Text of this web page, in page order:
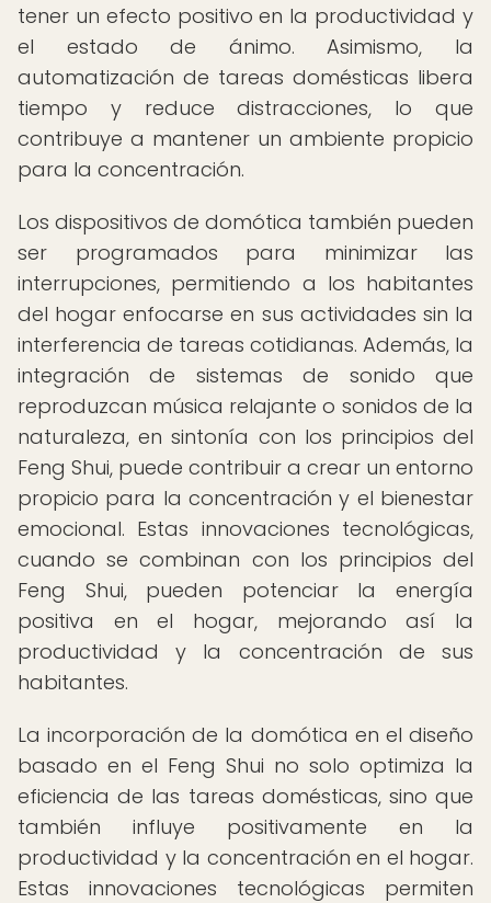
tener un efecto positivo en la productividad y
el estado de ánimo. Asimismo, la
automatización de tareas domésticas libera
tiempo y reduce distracciones, lo que
contribuye a mantener un ambiente propicio
para la concentración.
Los dispositivos de domótica también pueden
ser programados para minimizar las
interrupciones, permitiendo a los habitantes
del hogar enfocarse en sus actividades sin la
interferencia de tareas cotidianas. Además, la
integración de sistemas de sonido que
reproduzcan música relajante o sonidos de la
naturaleza, en sintonía con los principios del
Feng Shui, puede contribuir a crear un entorno
propicio para la concentración y el bienestar
emocional. Estas innovaciones tecnológicas,
cuando se combinan con los principios del
Feng Shui, pueden potenciar la energía
positiva en el hogar, mejorando así la
productividad y la concentración de sus
habitantes.
La incorporación de la domótica en el diseño
basado en el Feng Shui no solo optimiza la
eficiencia de las tareas domésticas, sino que
también influye positivamente en la
productividad y la concentración en el hogar.
Estas innovaciones tecnológicas permiten